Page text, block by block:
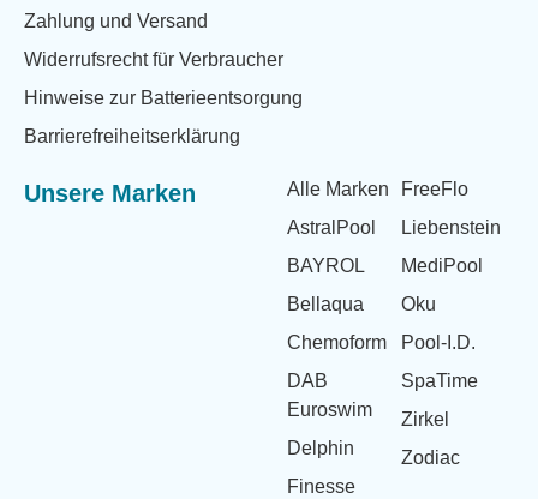
Zahlung und Versand
Widerrufsrecht für Verbraucher
Hinweise zur Batterieentsorgung
Barrierefreiheitserklärung
Unsere Marken
Alle Marken
AstralPool
BAYROL
Bellaqua
Chemoform
DAB
Euroswim
Delphin
Finesse
FreeFlo
Liebenstein
MediPool
Oku
Pool-I.D.
SpaTime
Zirkel
Zodiac